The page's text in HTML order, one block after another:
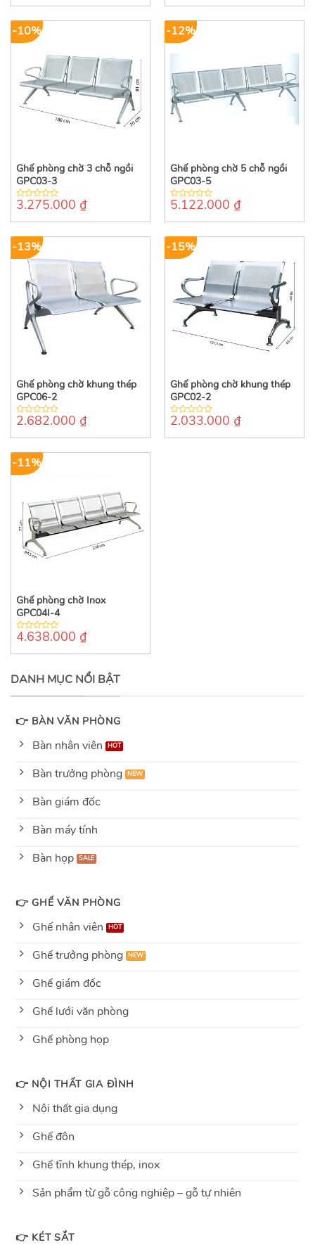
of
of
-10%
Ghế phòng chờ 3 chỗ ngồi
GPC03-3
0
of
3.275.000 ₫
-12%
Ghế phòng chờ 5 chỗ ngồi
GPC03-5
0
of
5.122.000 ₫
-13%
Ghế phòng chờ khung thép
GPC06-2
0
of
2.682.000 ₫
-15%
Ghế phòng chờ khung thép
GPC02-2
0
of
2.033.000 ₫
-11%
Ghế phòng chờ Inox
GPC04I-4
0
of
4.638.000 ₫
DANH MỤC NỔI BẬT
👉 BÀN VĂN PHÒNG
Bàn nhân viên
Bàn trưởng phòng
Bàn giám đốc
Bàn máy tính
Bàn họp
👉 GHẾ VĂN PHÒNG
Ghế nhân viên
Ghế trưởng phòng
Ghế giám đốc
Ghế lưới văn phòng
Ghế phòng họp
👉 NỘI THẤT GIA ĐÌNH
Nội thất gia dụng
Ghế đôn
Ghế tĩnh khung thép, inox
Sản phẩm từ gỗ công nghiệp – gỗ tự nhiên
👉 KÉT SẮT